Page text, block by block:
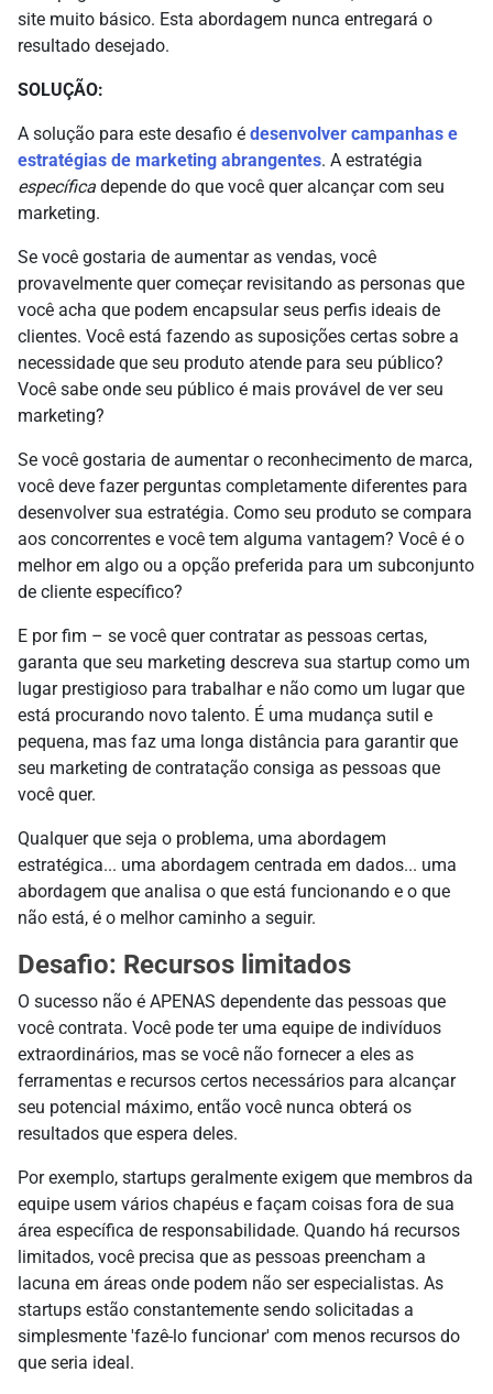
site muito básico. Esta abordagem nunca entregará o
resultado desejado.
SOLUÇÃO:
A solução para este desafio é desenvolver campanhas e
estratégias de marketing abrangentes. A estratégia
específica depende do que você quer alcançar com seu
marketing.
Se você gostaria de aumentar as vendas, você
provavelmente quer começar revisitando as personas que
você acha que podem encapsular seus perfis ideais de
clientes. Você está fazendo as suposições certas sobre a
necessidade que seu produto atende para seu público?
Você sabe onde seu público é mais provável de ver seu
marketing?
Se você gostaria de aumentar o reconhecimento de marca,
você deve fazer perguntas completamente diferentes para
desenvolver sua estratégia. Como seu produto se compara
aos concorrentes e você tem alguma vantagem? Você é o
melhor em algo ou a opção preferida para um subconjunto
de cliente específico?
E por fim – se você quer contratar as pessoas certas,
garanta que seu marketing descreva sua startup como um
lugar prestigioso para trabalhar e não como um lugar que
está procurando novo talento. É uma mudança sutil e
pequena, mas faz uma longa distância para garantir que
seu marketing de contratação consiga as pessoas que
você quer.
Qualquer que seja o problema, uma abordagem
estratégica... uma abordagem centrada em dados... uma
abordagem que analisa o que está funcionando e o que
não está, é o melhor caminho a seguir.
Desafio: Recursos limitados
O sucesso não é APENAS dependente das pessoas que
você contrata. Você pode ter uma equipe de indivíduos
extraordinários, mas se você não fornecer a eles as
ferramentas e recursos certos necessários para alcançar
seu potencial máximo, então você nunca obterá os
resultados que espera deles.
Por exemplo, startups geralmente exigem que membros da
equipe usem vários chapéus e façam coisas fora de sua
área específica de responsabilidade. Quando há recursos
limitados, você precisa que as pessoas preencham a
lacuna em áreas onde podem não ser especialistas. As
startups estão constantemente sendo solicitadas a
simplesmente 'fazê-lo funcionar' com menos recursos do
que seria ideal.